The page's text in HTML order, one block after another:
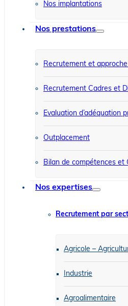
Nos implantations
Nos prestations
Recrutement et
Recrutement Cadres et
Evaluation d’adéquation
Outplacement
Bilan de compétences et
Nos expertises
Recrutement par
Agricole –
Industrie
Agroalimentaire